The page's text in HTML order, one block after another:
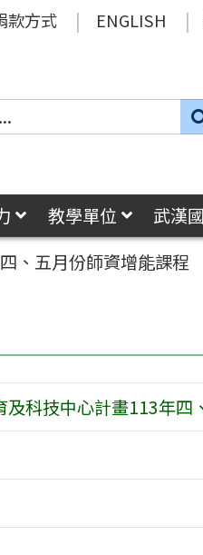
款方式 ENGLISH
教學單位 武漢
、五月份師資增能課程
科技中心計畫113年四